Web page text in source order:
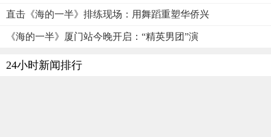
直击《海的一半》排练现场：用舞蹈重塑华侨兴
《海的一半》厦门站今晚开启：“精英男团”演
24小时新闻排行